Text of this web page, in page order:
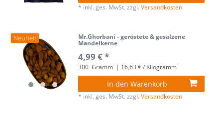
* inkl. ges. MwSt. zzgl.Versandkosten
Neuheit Mr.Ghorbani - geröstete & gesalzene
Mandelkerne
4,99 € *
300 Gramm | 16,63 € / Kilogramm
In den Warenkorb
* inkl. ges. MwSt. zzgl.Versandkosten